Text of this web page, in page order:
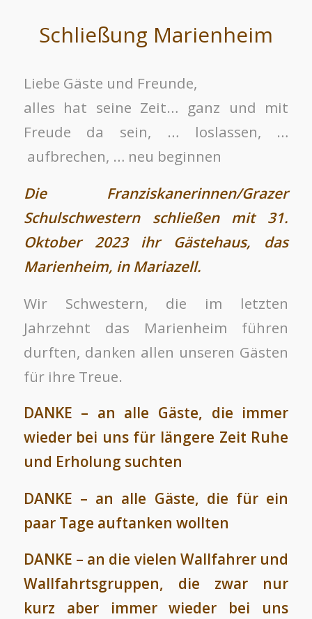
Schließung Marienheim
Liebe Gäste und Freunde,
alles hat seine Zeit… ganz und mit
Freude da sein, … loslassen, …
aufbrechen, … neu beginnen
Die Franziskanerinnen/Grazer
Schulschwestern schließen mit 31.
Oktober 2023 ihr Gästehaus, das
Marienheim, in Mariazell.
Wir Schwestern, die im letzten
Jahrzehnt das Marienheim führen
durften, danken allen unseren Gästen
für ihre Treue.
DANKE – an alle Gäste, die immer
wieder bei uns für längere Zeit Ruhe
und Erholung suchten
DANKE – an alle Gäste, die für ein
paar Tage auftanken wollten
DANKE – an die vielen Wallfahrer und
Wallfahrtsgruppen, die zwar nur
kurz aber immer wieder bei uns